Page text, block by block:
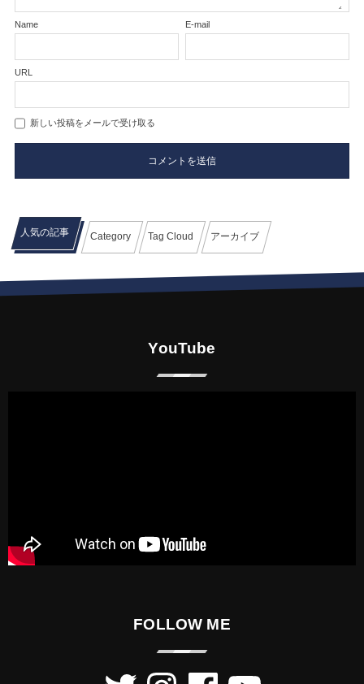
Name E-mail
URL
新しい投稿をメールで受け取る
人気の記事 Category Tag Cloud アーカイブ
YouTube
FOLLOW ME